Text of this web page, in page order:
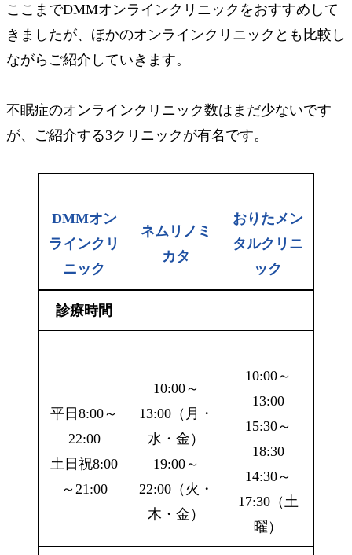
ここまでDMMオンラインクリニックをおすすめして
きましたが、ほかのオンラインクリニックとも比較し
ながらご紹介していきます。
不眠症のオンラインクリニック数はまだ少ないです
が、ご紹介する3クリニックが有名です。
DMMオン
ラインクリ
ニック
ネムリノミ
カタ
おりたメン
タルクリニ
ック
診療時間
平日8:00～
22:00
土日祝8:00
～21:00
10:00～
13:00（月・
水・金）
19:00～
22:00（火・
木・金）
10:00～
13:00
15:30～
18:30
14:30～
17:30（土
曜）